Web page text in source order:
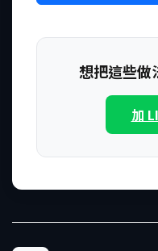
想把這些做
加